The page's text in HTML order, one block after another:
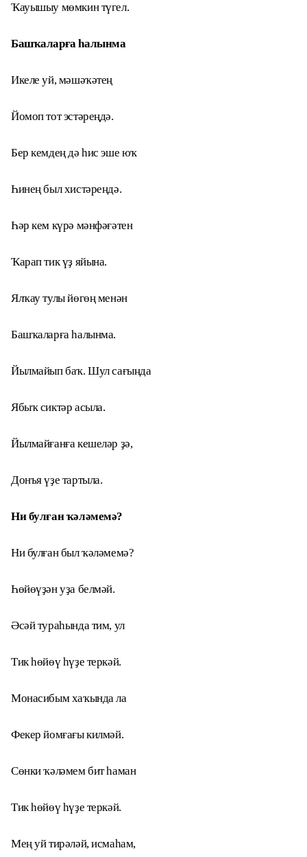
Ҡауышыу мөмкин түгел.
Башҡаларға һалынма
Икеле уй, мәшәҡәтең
Йомоп тот эстәреңдә.
Бер кемдең дә һис эше юҡ
Һинең был хистәреңдә.
Һәр кем күрә мәнфәғәтен
Ҡарап тик үҙ яйына.
Ялҡау тулы йөгөң менән
Башҡаларға һалынма.
Йылмайып баҡ. Шул сағыңда
Ябыҡ сиктәр асыла.
Йылмайғанға кешеләр ҙә,
Донъя үҙе тартыла.
Ни булған ҡәләмемә?
Ни булған был ҡәләмемә?
Һөйөүҙән уҙа белмәй.
Әсәй тураһында тим, ул
Тик һөйөү һүҙе теркәй.
Монасибым хаҡында ла
Фекер йомғағы килмәй.
Сөнки ҡәләмем бит һаман
Тик һөйөү һүҙе теркәй.
Мең уй тирәләй, исмаһам,